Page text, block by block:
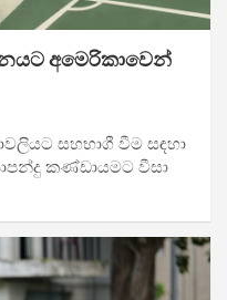
අමෙරිකාවෙන්
සහභාගී වීම සඳහා
කණ්ඩායමට වීසා